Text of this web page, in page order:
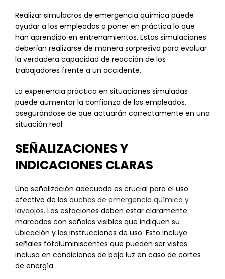
Realizar simulacros de emergencia química puede
ayudar a los empleados a poner en práctica lo que
han aprendido en entrenamientos. Estas simulaciones
deberían realizarse de manera sorpresiva para evaluar
la verdadera capacidad de reacción de los
trabajadores frente a un accidente.
La experiencia práctica en situaciones simuladas
puede aumentar la confianza de los empleados,
asegurándose de que actuarán correctamente en una
situación real.
SEÑALIZACIONES Y
INDICACIONES CLARAS
Una señalización adecuada es crucial para el uso
efectivo de las duchas de emergencia química y
lavaojos. Las estaciones deben estar claramente
marcadas con señales visibles que indiquen su
ubicación y las instrucciones de uso. Esto incluye
señales fotoluminiscentes que pueden ser vistas
incluso en condiciones de baja luz en caso de cortes
de energía.